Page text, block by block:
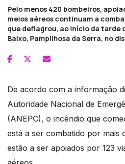
Pelo menos 420 bombeiros,
meios aéreos continuam a
que deflagrou, ao início da tarde
Baixo, Pampilhosa da Serra, no
De acordo com a informação
Autoridade Nacional de
(ANEPC), o incêndio que
está a ser combatido por mais
estão a ser apoiados por 123